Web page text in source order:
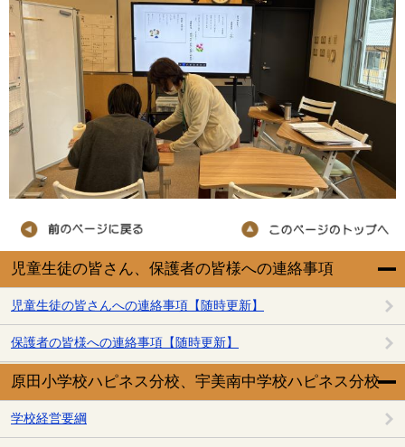
児童生徒の皆さん、保護者の皆様への連絡事項
児童生徒の皆さんへの連絡事項【随時更新】
保護者の皆様への連絡事項【随時更新】
原田小学校ハピネス分校、宇美南中学校ハピネス分校
学校経営要綱